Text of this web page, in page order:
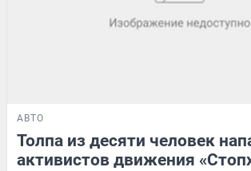
АВТО
Толпа из десяти человек
активистов движения